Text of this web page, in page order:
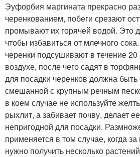
Эуфорбия маргината прекрасно
черенкованием, побеги срезают
промывают их горячей водой. Это
чтобы избавиться от млечного
черенки подсушивают в течение
воздухе, после чего садят в
для посадки черенков должна
смешанной с крупным речным
в коем случае не используйте
рыхлит, а забивает почву, делает
непригодной для посадки.
применяется в том случае, когда
нужно получить несколько